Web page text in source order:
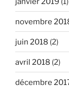
novembre
juin 2018 (2)
avril 2018 (2)
décembre